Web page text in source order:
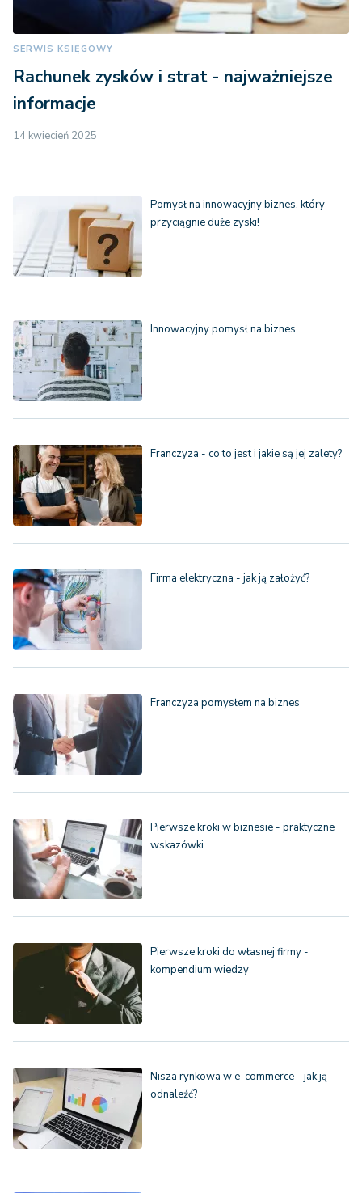
SERWIS KSIĘGOWY
Rachunek zysków i strat - najważniejsze
informacje
14 kwiecień 2025
Pomysł na innowacyjny biznes, który
przyciągnie duże zyski!
Innowacyjny pomysł na biznes
Franczyza - co to jest i jakie są jej zalety?
Firma elektryczna - jak ją założyć?
Franczyza pomysłem na biznes
Pierwsze kroki w biznesie - praktyczne
wskazówki
Pierwsze kroki do własnej firmy -
kompendium wiedzy
Nisza rynkowa w e-commerce - jak ją
odnaleźć?